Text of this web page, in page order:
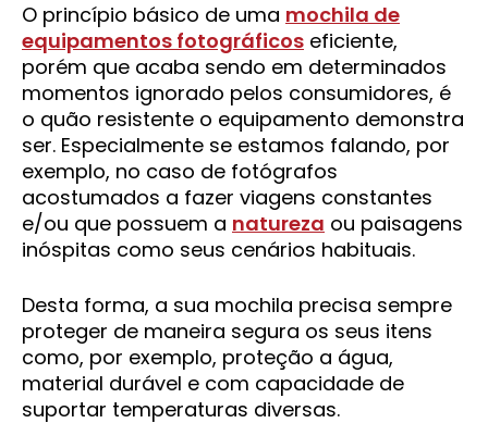
O princípio básico de uma mochila de
equipamentos fotográficos eficiente,
porém que acaba sendo em determinados
momentos ignorado pelos consumidores, é
o quão resistente o equipamento demonstra
ser. Especialmente se estamos falando, por
exemplo, no caso de fotógrafos
acostumados a fazer viagens constantes
e/ou que possuem a natureza ou paisagens
inóspitas como seus cenários habituais.
Desta forma, a sua mochila precisa sempre
proteger de maneira segura os seus itens
como, por exemplo, proteção a água,
material durável e com capacidade de
suportar temperaturas diversas.